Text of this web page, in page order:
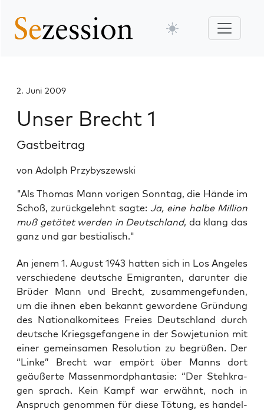
2. Juni 2009
Unser Brecht 1
Gastbeitrag
von Adolph Przybyszewski
"Als Thomas Mann vorigen Sonntag, die Hände im
Schoß, zurückgelehnt sagte: Ja, eine halbe Million
muß getötet werden in Deutschland, da klang das
ganz und gar bestialisch."
An jenem 1. August 1943 hat­ten sich in Los Ange­les
ver­schie­de­ne deut­sche Emi­gran­ten, dar­un­ter die
Brü­der Mann und Brecht, zusam­men­ge­fun­den,
um die ihnen eben bekannt gewor­de­ne Grün­dung
des Natio­nal­ko­mi­tees Frei­es Deutsch­land durch
deut­sche Kriegs­ge­fan­ge­ne in der Sowjet­uni­on mit
einer gemein­sa­men Reso­lu­ti­on zu begrü­ßen. Der
“Lin­ke” Brecht war empört über Manns dort
geäu­ßer­te Mas­sen­mord­phan­ta­sie: “Der Steh­kra­
gen sprach. Kein Kampf war erwähnt, noch in
Anspruch genom­men für die­se Tötung, es han­del­